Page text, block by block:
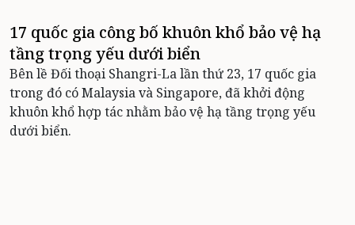
17 quốc gia công bố khuôn khổ bảo vệ hạ
tầng trọng yếu dưới biển
Bên lề Đối thoại Shangri-La lần thứ 23, 17 quốc gia
trong đó có Malaysia và Singapore, đã khởi động
khuôn khổ hợp tác nhằm bảo vệ hạ tầng trọng yếu
dưới biển.